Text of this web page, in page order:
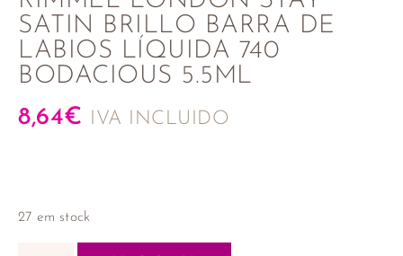
SATIN BRILLO BARRA DE
LABIOS LÍQUIDA 740
BODACIOUS 5.5ML
8,64€ IVA INCLUIDO
27 em stock